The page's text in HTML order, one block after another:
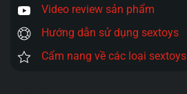
Video review sản phẩm
Hướng dẫn sử dụng sextoys
Cẩm nang về các loại sextoys